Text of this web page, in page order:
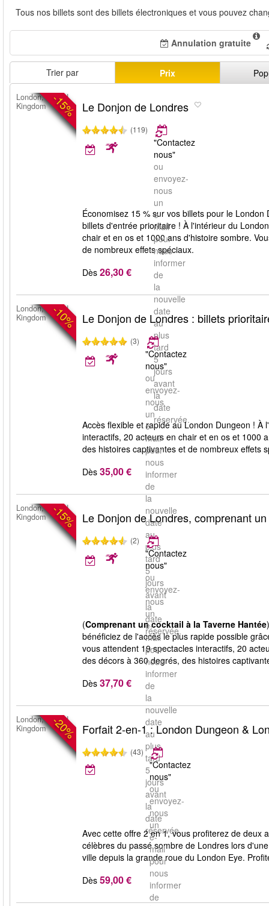
Tous nos billets sont des billets électroniques et vous pouvez
Annulation gratuite
Trier par Prix
-15%
London, United
Kingdom
Le Donjon de Londres
(119)
"Contactez
nous"
ou
envoyez-
nous
un
e-
mail
pour
nous
informer
de
la
nouvelle
date
au
plus
tard
5
jours
avant
la
date
réservée.
Économisez 15 % sur vos billets pour le
billets d'entrée prioritaire ! À l'intérieur du
chair et en os et 1000 ans d'histoire sombre.
de nombreux effets spéciaux.
Dès 26,30 €
-10%
London, United
Kingdom
Le Donjon de Londres : billets
(3)
"Contactez
nous"
ou
envoyez-
nous
un
e-
mail
pour
nous
informer
de
la
nouvelle
date
au
plus
tard
5
jours
avant
la
date
réservée.
Accès flexible et rapide au London Dungeon !
interactifs, 20 acteurs en chair et en os et 1000
des histoires captivantes et de nombreux effets
Dès 35,00 €
-15%
London, United
Kingdom
Le Donjon de Londres, comprenant
(2)
"Contactez
nous"
ou
envoyez-
nous
un
e-
mail
pour
nous
informer
de
la
nouvelle
date
au
plus
tard
5
jours
avant
la
date
réservée.
(Comprenant un cocktail à la Taverne Hantée
bénéficiez de l'accès le plus rapide possible
vous attendent 19 spectacles interactifs, 20
des décors à 360 degrés, des histoires
Dès 37,70 €
-20%
London, United
Kingdom
Forfait 2-en-1 : London Dungeon &
(43)
"Contactez
nous"
ou
envoyez-
nous
un
e-
mail
pour
nous
informer
de
Avec cette offre 2 en 1, vous profiterez de deux
célèbres du passé sombre de Londres lors
ville depuis la grande roue du London Eye.
Dès 59,00 €